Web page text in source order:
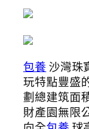
包養 沙灣珠
玩特點豐盛
劃總建筑面
財產園無限